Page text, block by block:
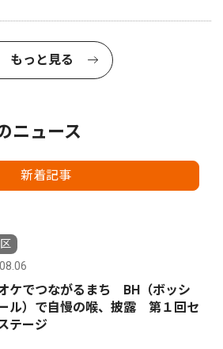
もっと見る
ニュース
新着記事
ケでつながるまち BH（ボッシ
ル）で自慢の喉、披露 第１回セ
テージ